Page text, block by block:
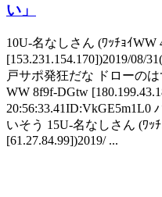
い」
10U-名なしさん (ﾜｯﾁｮｲWW
[153.231.154.170])2019/08/
戸サポ発狂だな ドローの
WW 8f9f-DGtw
20:56:33.41ID:VkGE5m1L0
いそう 15U-名なしさん (ﾜｯﾁ
[61.27.84.99])2019/ ...